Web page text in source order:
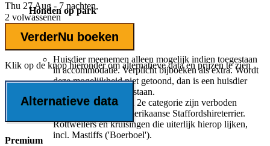
Honden op park
Honden toegestaan
Huisdier meenemen alleen mogelijk indien toegestaan
in accommodatie. Verplicht bijboeken als extra. Wordt
deze mogelijkheid niet getoond, dan is een huisdier
meenemen niet toegestaan.
Honden van de 1e en 2e categorie zijn verboden
(rashonden Tosa, Amerikaanse Staffordshireterrier.
Rottweilers en kruisingen die uiterlijk hierop lijken,
incl. Mastiffs ('Boerboel').
Thu 27 Aug - 7 nachten,
2 volwassenen
VerderNu boeken
Klik op de knop hieronder om alternatieve data en prijzen te zien
Alternatieve data
Premium